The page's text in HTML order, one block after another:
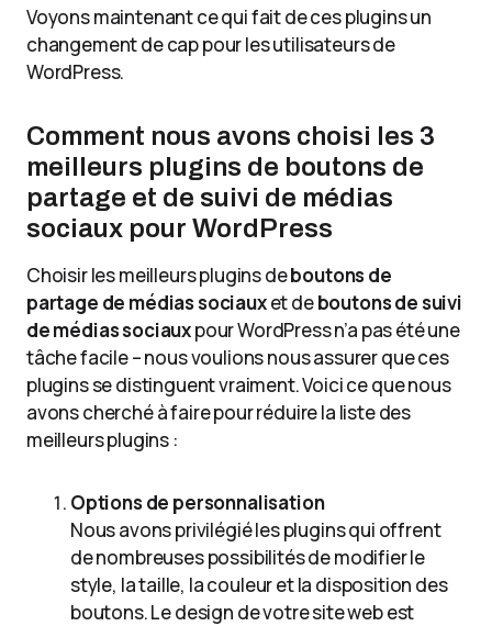
Voyons maintenant ce qui fait de ces plugins un
changement de cap pour les utilisateurs de
WordPress.
Comment nous avons choisi les 3
meilleurs plugins de boutons de
partage et de suivi de médias
sociaux pour WordPress
Choisir les meilleurs plugins deboutons de
partage de médias sociauxet deboutons de suivi
de médias sociauxpour WordPress n’a pas été une
tâche facile – nous voulions nous assurer que ces
plugins se distinguent vraiment. Voici ce que nous
avons cherché à faire pour réduire la liste des
meilleurs plugins :
Options de personnalisation
Nous avons privilégié les plugins qui offrent
de nombreuses possibilités de modifier le
style, la taille, la couleur et la disposition des
boutons. Le design de votre site web est